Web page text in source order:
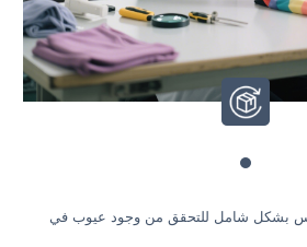
بشكل شامل للتحقق من وجود عيوب في